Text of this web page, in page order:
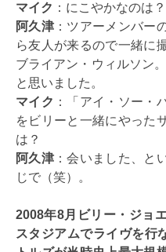
マイク ：にこやかなのは？
阿久津 ：ツアーメンバー
ら友人が来るので一緒に
ブライアン・ウィルソン
と思いました。
マイク ：「アイ・ソー・
をビリーと一緒にやった
は？
阿久津 ：会いました、と
じで（笑）。
2008年8月ビリー・ジョ
スタジアムでライヴを行